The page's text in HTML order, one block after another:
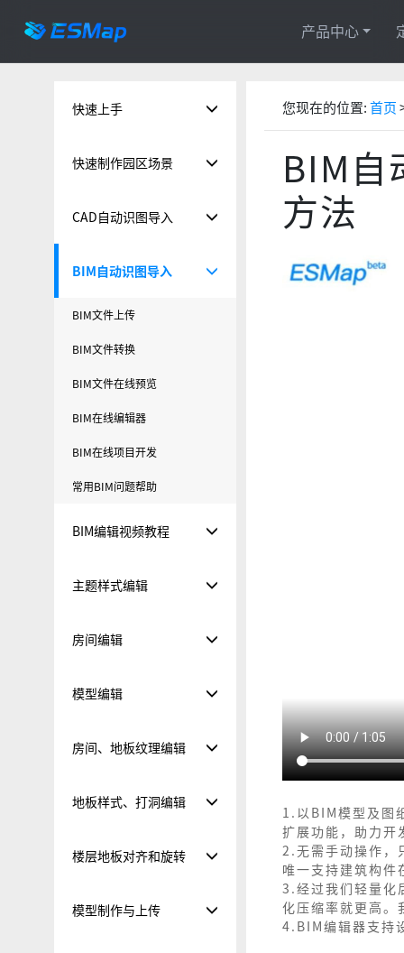
产品中心
快速上手
快速制作园区场景
CAD自动识图导入
BIM自动识图导入
BIM文件上传
BIM文件转换
BIM文件在线预览
BIM在线编辑器
BIM在线项目开发
常用BIM问题帮助
BIM编辑视频教程
主题样式编辑
房间编辑
模型编辑
房间、地板纹理编辑
地板样式、打洞编辑
楼层地板对齐和旋转
模型制作与上传
您现在的位置:首页
BIM自
方法
1.以BIM模型及图
扩展功能，助力开
2.无需手动操作
唯一支持建筑构
3.经过我们轻量化
化压缩率就更高。
4.BIM编辑器支持